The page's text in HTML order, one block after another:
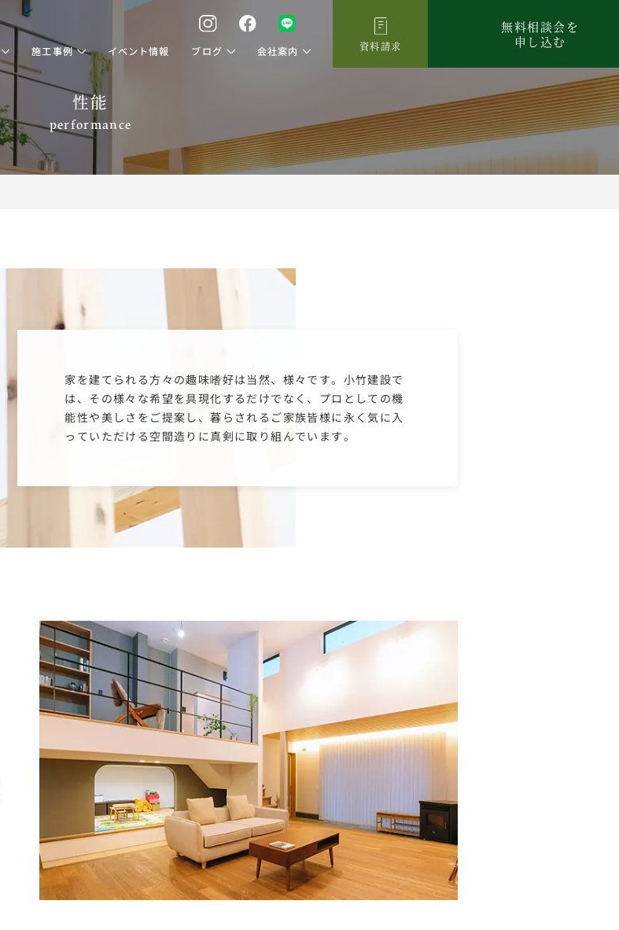
施工事例 イベント情報 ブログ 会社案内 資料請求
無料相談会を
申し込む
性能
performance
家を建てられる方々の趣味嗜好は当然、様々です。小竹建設で
は、その様々な希望を具現化するだけでなく、プロとしての機
能性や美しさをご提案し、暮らされるご家族皆様に永く気に入
っていただける空間造りに真剣に取り組んでいます。